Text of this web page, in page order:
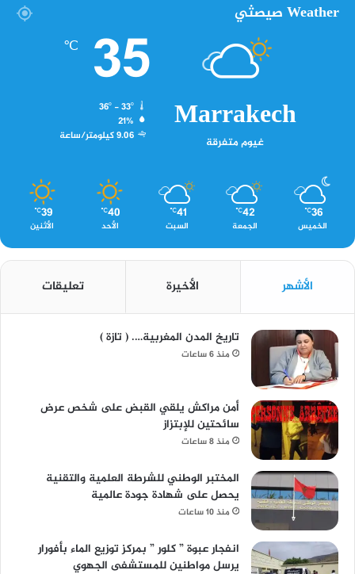
Weather صيصثي
Marrakech
غيوم متفرقة
35
℃
36º - 33º
21%
9.06 كيلومتر/ساعة
36
℃
الخميس
42
℃
الجمعة
41
℃
السبت
40
℃
الأحد
39
℃
الأثنين
الأشهر الأخيرة تعليقات
تاريخ المدن المغربية…. ( تازة )
منذ 6 ساعات
أمن مراكش يلقي القبض على شخص عرض
سائحتين للإبتزاز
منذ 8 ساعات
المختبر الوطني للشرطة العلمية والتقنية
يحصل على شهادة جودة عالمية
منذ 10 ساعات
انفجار عبوة ” كلور ” بمركز توزيع الماء بأفورار
يرسل مواطنين للمستشفى الجهوي